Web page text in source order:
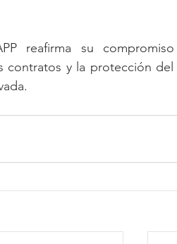
reafirma su
contratos y la protección